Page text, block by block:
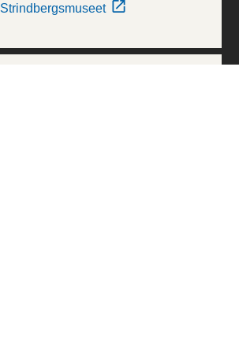
Strindbergsmuseet